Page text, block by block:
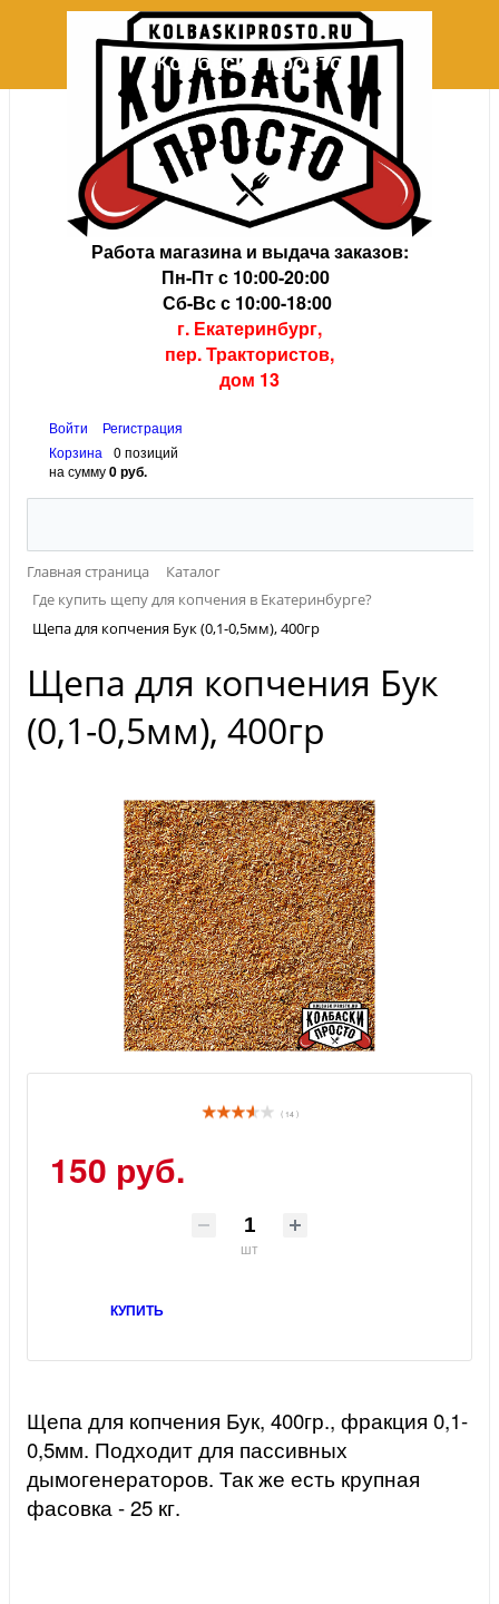
Колбаски просто
+7 (343) 202-08-38
+7 (343) 383-34-23
Работа магазина и выдача заказов:
Пн-Пт с 10:00-20:00
Сб-Вс с 10:00-18:00
г. Екатеринбург,
пер. Трактористов,
дом 13
Войти
Регистрация
Корзина
0 позиций
на сумму0 руб.
Главная страница
Каталог
Где купить щепу для копчения в Екатеринбурге?
Щепа для копчения Бук (0,1-0,5мм), 400гр
Щепа для копчения Бук
(0,1-0,5мм), 400гр
( 14 )
150 руб.
шт
КУПИТЬ
Щепа для копчения Бук, 400гр., фракция 0,1-
0,5мм. Подходит для пассивных
дымогенераторов. Так же есть крупная
фасовка - 25 кг.